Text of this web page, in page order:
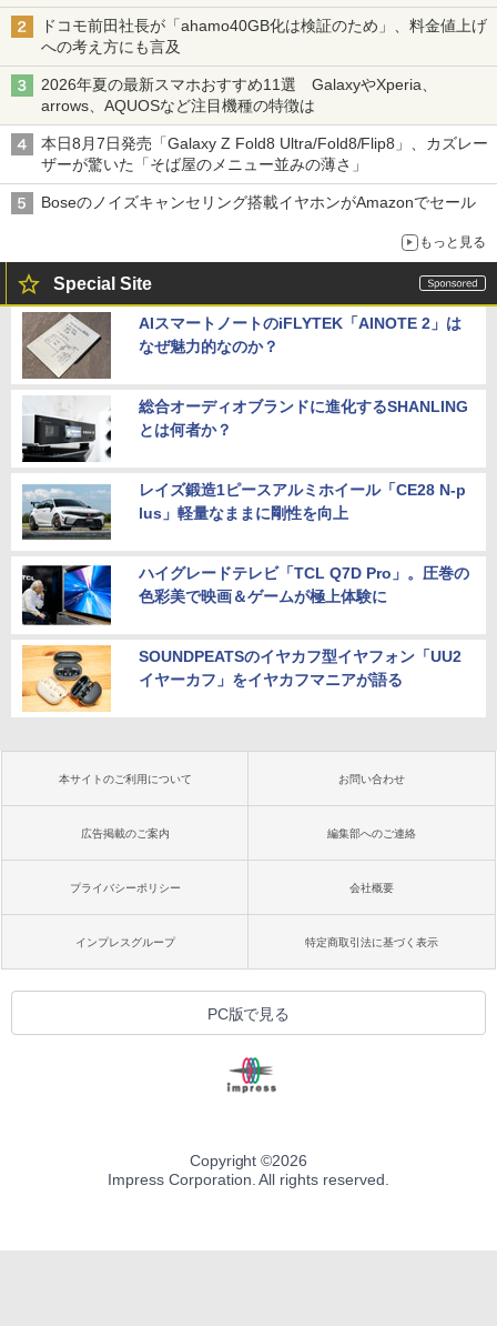
ドコモ前田社長が「ahamo40GB化は検証のため」、料金値上げ
への考え方にも言及
2026年夏の最新スマホおすすめ11選 GalaxyやXperia、
arrows、AQUOSなど注目機種の特徴は
本日8月7日発売「Galaxy Z Fold8 Ultra/Fold8/Flip8」、カズレー
ザーが驚いた「そば屋のメニュー並みの薄さ」
Boseのノイズキャンセリング搭載イヤホンがAmazonでセール
もっと見る
Special Site
AIスマートノートのiFLYTEK「AINOTE 2」は
なぜ魅力的なのか？
総合オーディオブランドに進化するSHANLING
とは何者か？
レイズ鍛造1ピースアルミホイール「CE28 N-p
lus」軽量なままに剛性を向上
ハイグレードテレビ「TCL Q7D Pro」。圧巻の
色彩美で映画＆ゲームが極上体験に
SOUNDPEATSのイヤカフ型イヤフォン「UU2
イヤーカフ」をイヤカフマニアが語る
本サイトのご利用について お問い合わせ
広告掲載のご案内 編集部へのご連絡
プライバシーポリシー 会社概要
インプレスグループ 特定商取引法に基づく表示
PC版で見る
Copyright ©2026
Impress Corporation. All rights reserved.